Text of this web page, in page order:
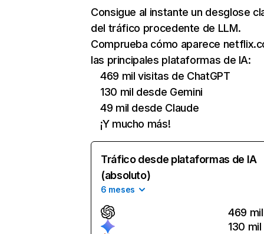
Consigue al instante un desglose
del tráfico procedente de LLM.
Comprueba cómo aparece
las principales plataformas de IA:
469 mil visitas de ChatGPT
130 mil desde Gemini
49 mil desde Claude
¡Y mucho más!
Tráfico desde plataformas de IA
(absoluto)
6 meses
469 mil
130 mil